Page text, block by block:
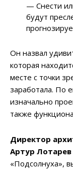
— Снести
будут
Он назвал
которая
месте с точки
заработала. По
изначально
также
Директор
Артур Лотарев
«Подсолнуха»,